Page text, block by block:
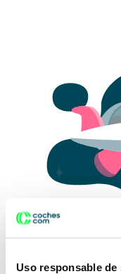
Uso responsable de